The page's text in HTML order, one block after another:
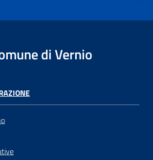
di Vernio